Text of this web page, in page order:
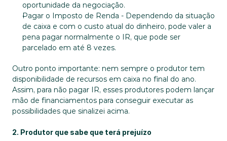
oportunidade da negociação.
Pagar o Imposto de Renda - Dependendo da situação
de caixa e com o custo atual do dinheiro, pode valer a
pena pagar normalmente o IR, que pode ser
parcelado em até 8 vezes.
Outro ponto importante: nem sempre o produtor tem
disponibilidade de recursos em caixa no final do ano.
Assim, para não pagar IR, esses produtores podem lançar
mão de financiamentos para conseguir executar as
possibilidades que sinalizei acima.
2. Produtor que sabe que terá prejuízo